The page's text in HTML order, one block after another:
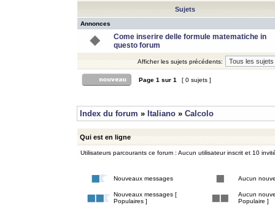
Sujets
Annonces
Come inserire delle formule matematiche in
questo forum
Afficher les sujets précédents:
Page 1 sur 1 [ 0 sujets ]
Index du forum » Italiano » Calcolo
Qui est en ligne
Utilisateurs parcourants ce forum : Aucun utilisateur inscrit et 10
Nouveaux messages Aucun
Nouveaux messages [
Populaires ]
Aucun
Populaire ]